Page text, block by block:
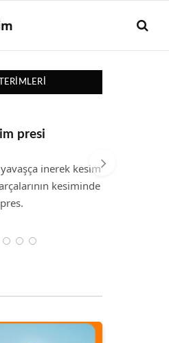
presi
inerek kesim
kesiminde